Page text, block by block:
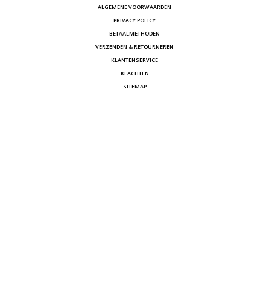
ALGEMENE VOORWAARDEN
PRIVACY POLICY
BETAALMETHODEN
VERZENDEN & RETOURNEREN
KLANTENSERVICE
KLACHTEN
SITEMAP